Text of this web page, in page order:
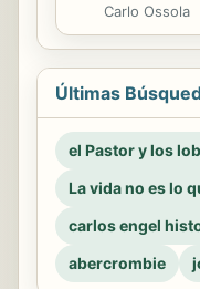
Carlo Ossola
Últimas
el Pastor y los
La vida no es lo
carlos engel
abercrombie